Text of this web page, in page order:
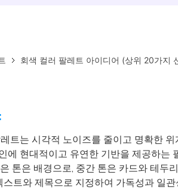
회색 컬러 팔레트 아이디어 (상위 20가지
트는 시각적 노이즈를 줄이고 명확한
에 현대적이고 유연한 기반을 제공하는
톤은 배경으로, 중간 톤은 카드와 테두
스트와 제목으로 지정하여 가독성과 일